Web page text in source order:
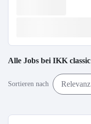
Alle Jobs bei IKK classic
Sortieren nach Relevanz